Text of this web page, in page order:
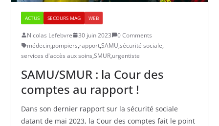
ACTUS SECOURS MAG WEB
Nicolas Lefebvre 30 juin 2023
0 Comments
médecin,pompiers,rapport,SAMU,sécurité sociale,
services d'accès aux soins,SMUR,urgentiste
SAMU/SMUR : la Cour des
comptes au rapport !
Dans son dernier rapport sur la sécurité sociale
datant de mai 2023, la Cour des comptes fait le point